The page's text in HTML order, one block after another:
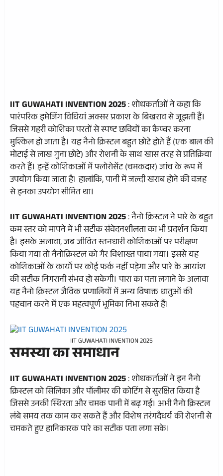
IIT GUWAHATI INVENTION 2025: शोधकर्ताओं ने कहा कि
पारंपरिक इमेजिंग विधियां अक्सर प्रकाश के बिखराव से जूझती हैं।
जिससे गहरी कोशिका परतों से स्पष्ट छवियों का कैप्चर करना
मुश्किल हो जाता है। यह नैनो क्रिस्टल बहुत छोटे होते हैं (एक बाल की
मोटाई से लाख गुना छोटे) और रोशनी के साथ खास तरह से प्रतिक्रिया
करते हैं। इन्हें कोशिकाओं में फ्लोरोसेंट (चमकदार) जांच के रूप में
उपयोग किया जाता है। हालांकि, पानी में जल्दी खराब होने की वजह
से इनका उपयोग सीमित था।
IIT GUWAHATI INVENTION 2025: नैनो क्रिस्टल ने पारे के बहुत
कम स्तर को मापने में भी सटीक संवेदनशीलता का भी प्रदर्शन किया
है। इसके अलावा, जब जीवित स्तनधारी कोशिकाओं पर परीक्षण
किया गया तो नैनोक्रिस्टल को गैर विशाख्त पाया गया। इससे यह
कोशिकाओं के कार्यों पर कोई फर्क नहीं पड़ेगा और पारे के आयांश
की सटीक निगरानी संभव हो सकेगी। पारा का पता लगाने के अलावा
यह नैनो क्रिस्टल जैविक प्रणालियों में अन्य विषाक्त धातुओं की
पहचान करने में एक महत्वपूर्ण भूमिका निभा सकते हैं।
IIT GUWAHATI INVENTION 2025
समस्या का समाधान
IIT GUWAHATI INVENTION 2025: शोधकर्ताओं ने इन नैनो
क्रिस्टल को सिलिका और पॉलीमर की कोटिंग से सुरक्षित किया है
जिससे उनकी स्थिरता और चमक पानी में बढ़ गई। अभी नैनो क्रिस्टल
लंबे समय तक काम कर सकते हैं और विशेष तरंगदैधर्य की रोशनी से
चमकते हुए हानिकारक पारे का सटीक पता लगा सके।